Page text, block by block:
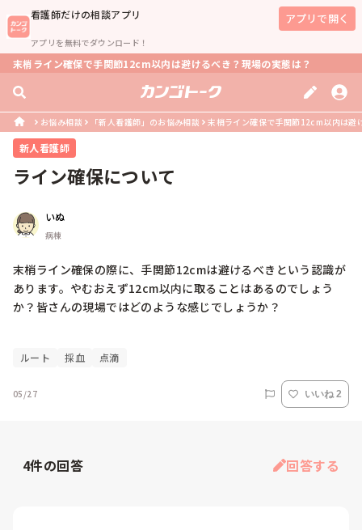
看護師だけの相談アプリ
アプリを無料でダウンロード！
アプリで開く
末梢ライン確保で手関節12cm以内は避けるべき？現場の実態は？
お悩み相談 「新人看護師」のお悩み相談 末梢ライン確保で手関節12cm以内は避
新人看護師
ライン確保について
いぬ
病棟
末梢ライン確保の際に、手関節12cmは避けるべきという認識が
あります。やむおえず12cm以内に取ることはあるのでしょう
か？皆さんの現場ではどのような感じでしょうか？
ルート 採血 点滴
05/27 いいね 2
4件の回答 回答する